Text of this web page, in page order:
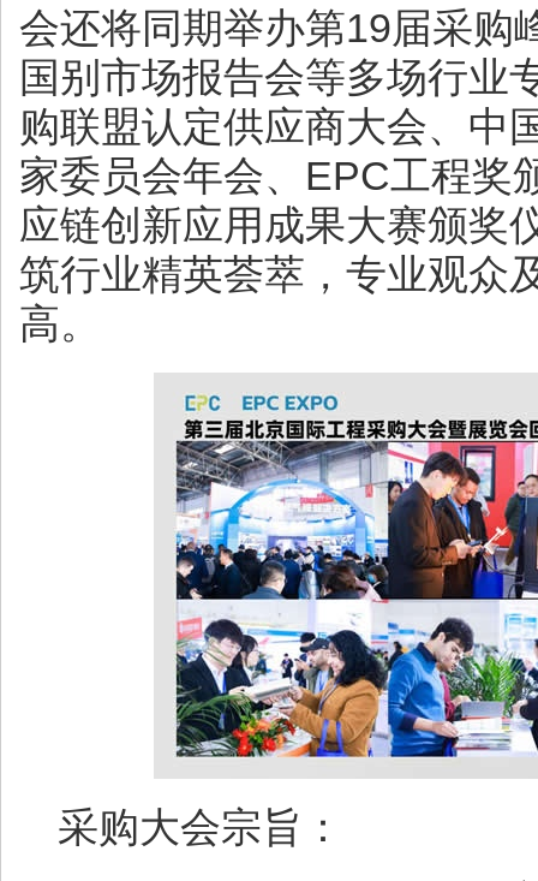
会还将同期举办第19届采购
国别市场报告会等多场行业
购联盟认定供应商大会、中
家委员会年会、EPC工程奖
应链创新应用成果大赛颁奖
筑行业精英荟萃，专业观众
高。
采购大会宗旨：